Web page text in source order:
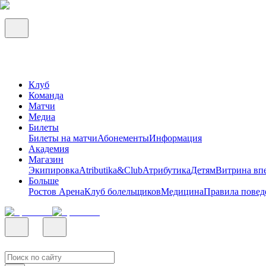
Клуб
Команда
Матчи
Медиа
Билеты
Билеты на матчиАбонементыИнформация
Академия
Магазин
ЭкипировкаAtributika&ClubАтрибутикаДетямВитрина
Больше
Ростов АренаКлуб болельщиковМедицинаПравила